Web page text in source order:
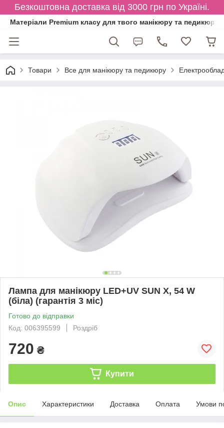
Безкоштовна доставка від 3000 грн по Україні.
Матеріали Premium класу для твого манікюру та педикюру
Товари Все для манікюру та педикюру
Лампа для манікюру LED+UV SUN X, 54 W
(біла) (гарантія 3 міс)
Готово до відправки
Код: 006395599
Роздріб
720 ₴
Купити
Опис Характеристики Доставка Оплата Умови